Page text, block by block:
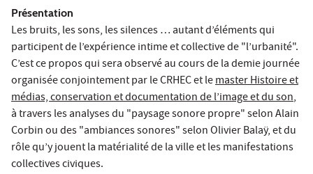
Présentation
Les bruits, les sons, les silences … autant d’éléments qui
participent de l’expérience intime et collective de "l’urbanité".
C’est ce propos qui sera observé au cours de la demie journée
organisée conjointement par le CRHEC et lemaster Histoire et
médias, conservation et documentation de l’image et du son,
à travers les analyses du "paysage sonore propre" selon Alain
Corbin ou des "ambiances sonores" selon Olivier Balaÿ, et du
rôle qu’y jouent la matérialité de la ville et les manifestations
collectives civiques.